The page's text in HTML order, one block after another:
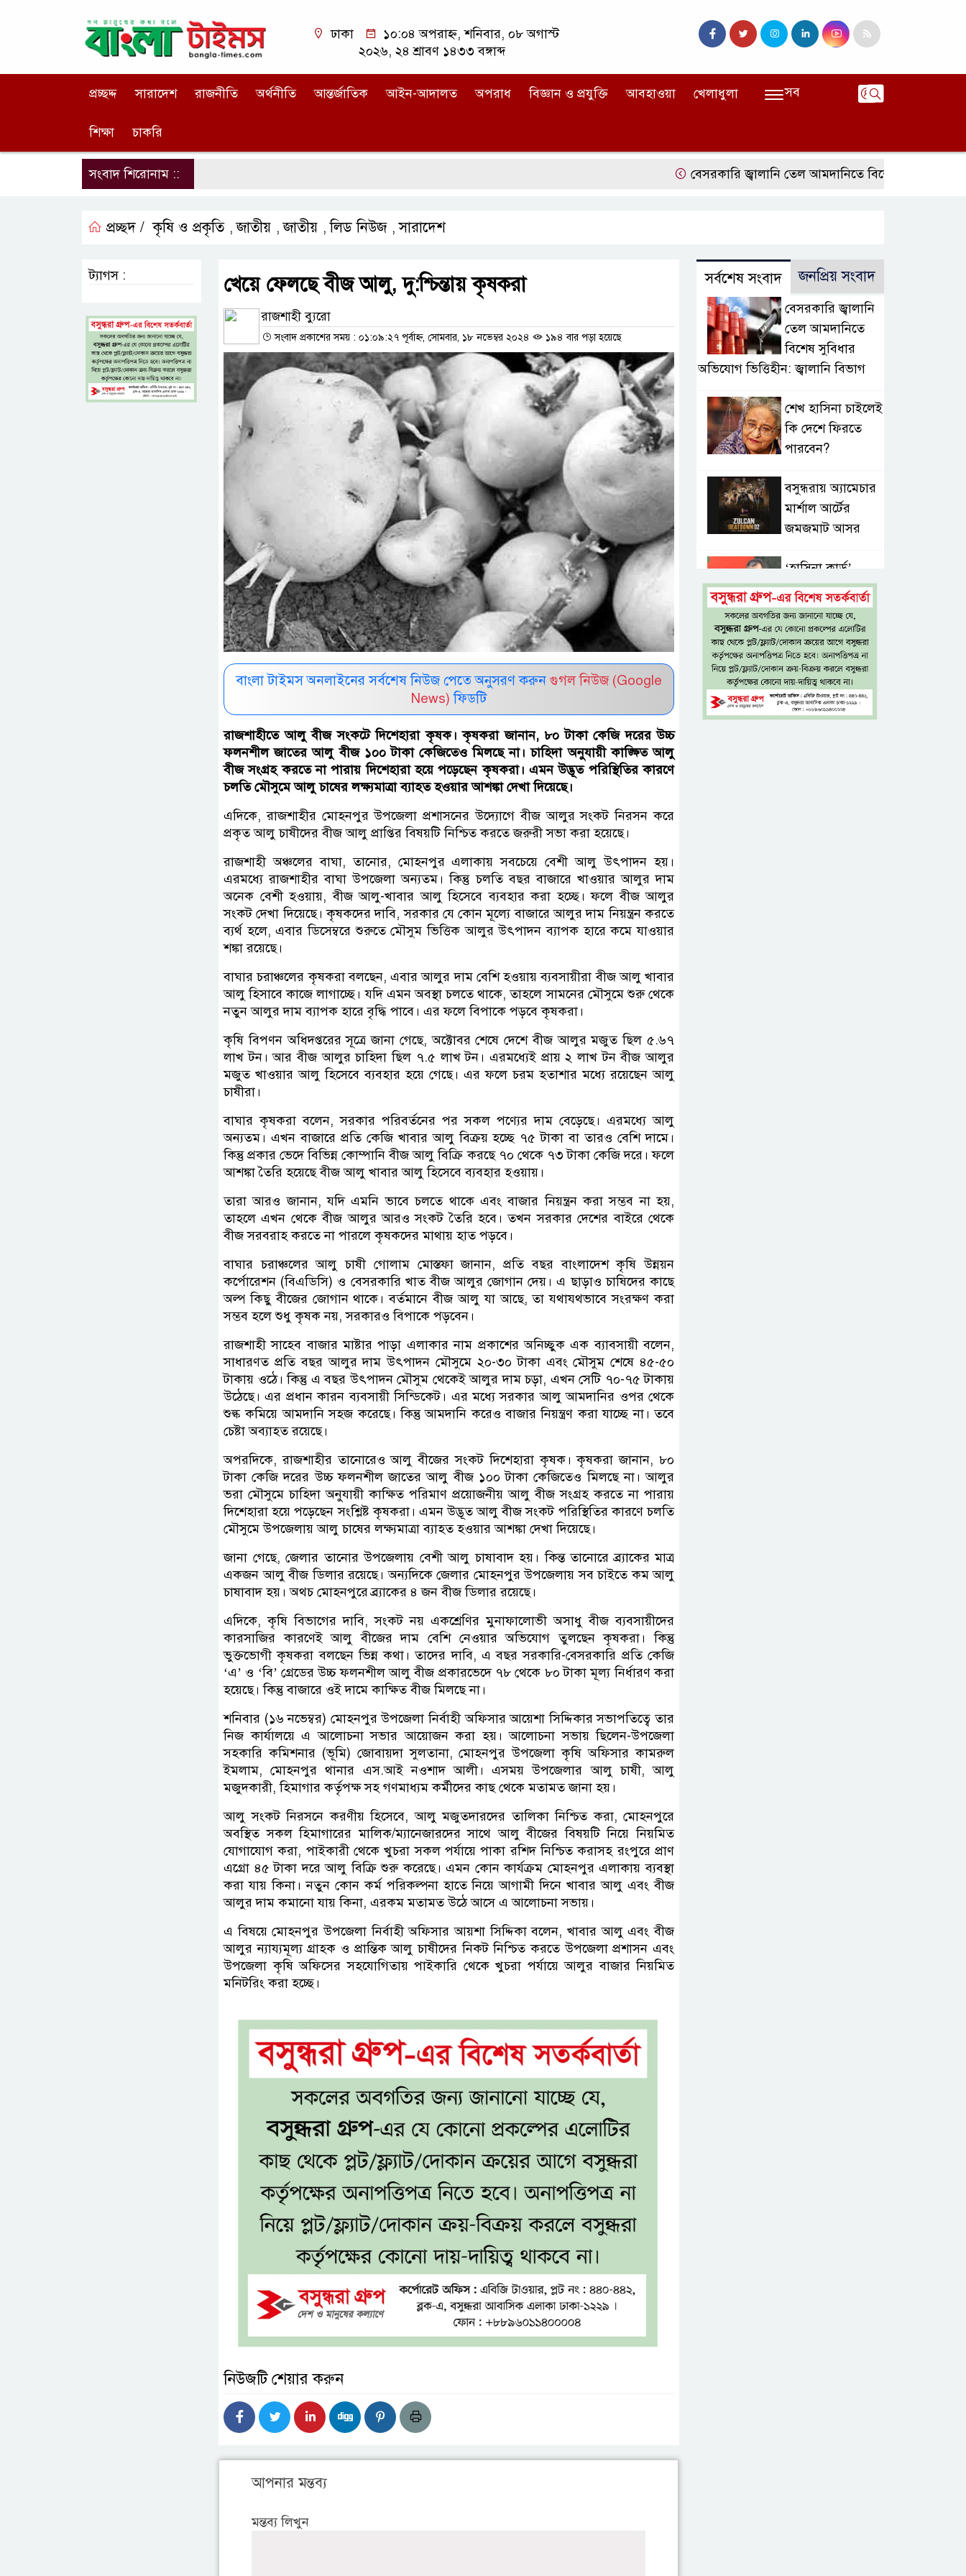
ঢাকা
১০:০৪ অপরাহ্ন, শনিবার, ০৮ অগাস্ট
২০২৬, ২৪ শ্রাবণ ১৪৩৩ বঙ্গাব্দ
প্রচ্ছদ্দ সারাদেশ রাজনীতি অর্থনীতি আন্তর্জাতিক আইন-আদালত অপরাধ বিজ্ঞান ও প্রযুক্তি আবহাওয়া খেলাধুলা
শিক্ষা চাকরি
সব
সংবাদ শিরোনাম :: বেসরকারি জ্বালানি তেল আমদানিতে বিশেষ সুবিধার অভিযোগ
প্রচ্ছদ / কৃষি ও প্রকৃতি ,জাতীয় ,জাতীয় ,লিড নিউজ ,সারাদেশ
খেয়ে ফেলছে বীজ আলু, দু:শ্চিন্তায় কৃষকরা
রাজশাহী ব্যুরো
সংবাদ প্রকাশের সময় : ০১:০৯:২৭ পূর্বাহ্ন, সোমবার, ১৮ নভেম্বর ২০২৪ ১৯৪ বার পড়া হয়েছে
বাংলা টাইমস অনলাইনের সর্বশেষ নিউজ পেতে অনুসরণ করুন গুগল নিউজ (Google
News) ফিডটি
রাজশাহীতে আলু বীজ সংকটে দিশেহারা কৃষক। কৃষকরা জানান, ৮০ টাকা কেজি দরের উচ্চ
ফলনশীল জাতের আলু বীজ ১০০ টাকা কেজিতেও মিলছে না। চাহিদা অনুযায়ী কাঙ্ক্ষিত আলু
বীজ সংগ্রহ করতে না পারায় দিশেহারা হয়ে পড়েছেন কৃষকরা। এমন উদ্ভূত পরিস্থিতির কারণে
চলতি মৌসুমে আলু চাষের লক্ষ্যমাত্রা ব্যাহত হওয়ার আশঙ্কা দেখা দিয়েছে।
এদিকে, রাজশাহীর মোহনপুর উপজেলা প্রশাসনের উদ্যোগে বীজ আলুর সংকট নিরসন করে
প্রকৃত আলু চাষীদের বীজ আলু প্রাপ্তির বিষয়টি নিশ্চিত করতে জরুরী সভা করা হয়েছে।
রাজশাহী অঞ্চলের বাঘা, তানোর, মোহনপুর এলাকায় সবচেয়ে বেশী আলু উৎপাদন হয়।
এরমধ্যে রাজশাহীর বাঘা উপজেলা অন্যতম। কিন্তু চলতি বছর বাজারে খাওয়ার আলুর দাম
অনেক বেশী হওয়ায়, বীজ আলু-খাবার আলু হিসেবে ব্যবহার করা হচ্ছে। ফলে বীজ আলুর
সংকট দেখা দিয়েছে। কৃষকদের দাবি, সরকার যে কোন মূল্যে বাজারে আলুর দাম নিয়ন্ত্রন করতে
ব্যর্থ হলে, এবার ডিসেম্বরে শুরুতে মৌসুম ভিত্তিক আলুর উৎপাদন ব্যাপক হারে কমে যাওয়ার
শঙ্কা রয়েছে।
বাঘার চরাঞ্চলের কৃষকরা বলছেন, এবার আলুর দাম বেশি হওয়ায় ব্যবসায়ীরা বীজ আলু খাবার
আলু হিসাবে কাজে লাগাচ্ছে। যদি এমন অবস্থা চলতে থাকে, তাহলে সামনের মৌসুমে শুরু থেকে
নতুন আলুর দাম ব্যাপক হারে বৃদ্ধি পাবে। এর ফলে বিপাকে পড়বে কৃষকরা।
কৃষি বিপণন অধিদপ্তরের সূত্রে জানা গেছে, অক্টোবর শেষে দেশে বীজ আলুর মজুত ছিল ৫.৬৭
লাখ টন। আর বীজ আলুর চাহিদা ছিল ৭.৫ লাখ টন। এরমধ্যেই প্রায় ২ লাখ টন বীজ আলুর
মজুত খাওয়ার আলু হিসেবে ব্যবহার হয়ে গেছে। এর ফলে চরম হতাশার মধ্যে রয়েছেন আলু
চাষীরা।
বাঘার কৃষকরা বলেন, সরকার পরিবর্তনের পর সকল পণ্যের দাম বেড়েছে। এরমধ্যে আলু
অন্যতম। এখন বাজারে প্রতি কেজি খাবার আলু বিক্রয় হচ্ছে ৭৫ টাকা বা তারও বেশি দামে।
কিন্তু প্রকার ভেদে বিভিন্ন কোম্পানি বীজ আলু বিক্রি করছে ৭০ থেকে ৭৩ টাকা কেজি দরে। ফলে
আশঙ্কা তৈরি হয়েছে বীজ আলু খাবার আলু হিসেবে ব্যবহার হওয়ায়।
তারা আরও জানান, যদি এমনি ভাবে চলতে থাকে এবং বাজার নিয়ন্ত্রন করা সম্ভব না হয়,
তাহলে এখন থেকে বীজ আলুর আরও সংকট তৈরি হবে। তখন সরকার দেশের বাইরে থেকে
বীজ সরবরাহ করতে না পারলে কৃষকদের মাথায় হাত পড়বে।
বাঘার চরাঞ্চলের আলু চাষী গোলাম মোস্তফা জানান, প্রতি বছর বাংলাদেশ কৃষি উন্নয়ন
কর্পোরেশন (বিএডিসি) ও বেসরকারি খাত বীজ আলুর জোগান দেয়। এ ছাড়াও চাষিদের কাছে
অল্প কিছু বীজের জোগান থাকে। বর্তমানে বীজ আলু যা আছে, তা যথাযথভাবে সংরক্ষণ করা
সম্ভব হলে শুধু কৃষক নয়, সরকারও বিপাকে পড়বেন।
রাজশাহী সাহেব বাজার মাষ্টার পাড়া এলাকার নাম প্রকাশের অনিচ্ছুক এক ব্যাবসায়ী বলেন,
সাধারণত প্রতি বছর আলুর দাম উৎপাদন মৌসুমে ২০-৩০ টাকা এবং মৌসুম শেষে ৪৫-৫০
টাকায় ওঠে। কিন্তু এ বছর উৎপাদন মৌসুম থেকেই আলুর দাম চড়া, এখন সেটি ৭০-৭৫ টাকায়
উঠেছে। এর প্রধান কারন ব্যবসায়ী সিন্ডিকেট। এর মধ্যে সরকার আলু আমদানির ওপর থেকে
শুল্ক কমিয়ে আমদানি সহজ করেছে। কিন্তু আমদানি করেও বাজার নিয়ন্ত্রণ করা যাচ্ছে না। তবে
চেষ্টা অব্যাহত রয়েছে।
অপরদিকে, রাজশাহীর তানোরেও আলু বীজের সংকট দিশেহারা কৃষক। কৃষকরা জানান, ৮০
টাকা কেজি দরের উচ্চ ফলনশীল জাতের আলু বীজ ১০০ টাকা কেজিতেও মিলছে না। আলুর
ভরা মৌসুমে চাহিদা অনুযায়ী কাক্ষিত পরিমাণ প্রয়োজনীয় আলু বীজ সংগ্রহ করতে না পারায়
দিশেহারা হয়ে পড়েছেন সংশ্লিষ্ট কৃষকরা। এমন উদ্ভূত আলু বীজ সংকট পরিস্থিতির কারণে চলতি
মৌসুমে উপজেলায় আলু চাষের লক্ষ্যমাত্রা ব্যাহত হওয়ার আশঙ্কা দেখা দিয়েছে।
জানা গেছে, জেলার তানোর উপজেলায় বেশী আলু চাষাবাদ হয়। কিন্ত তানোরে ব্র্যাকের মাত্র
একজন আলু বীজ ডিলার রয়েছে। অন্যদিকে জেলার মোহনপুর উপজেলায় সব চাইতে কম আলু
চাষাবাদ হয়। অথচ মোহনপুরে ব্র্যাকের ৪ জন বীজ ডিলার রয়েছে।
এদিকে, কৃষি বিভাগের দাবি, সংকট নয় একশ্রেণির মুনাফালোভী অসাধু বীজ ব্যবসায়ীদের
কারসাজির কারণেই আলু বীজের দাম বেশি নেওয়ার অভিযোগ তুলছেন কৃষকরা। কিন্তু
ভুক্তভোগী কৃষকরা বলছেন ভিন্ন কথা। তাদের দাবি, এ বছর সরকারি-বেসরকারি প্রতি কেজি
‘এ’ ও ‘বি’ গ্রেডের উচ্চ ফলনশীল আলু বীজ প্রকারভেদে ৭৮ থেকে ৮০ টাকা মূল্য নির্ধারণ করা
হয়েছে। কিন্তু বাজারে ওই দামে কাক্ষিত বীজ মিলছে না।
শনিবার (১৬ নভেম্বর) মোহনপুর উপজেলা নির্বাহী অফিসার আয়েশা সিদ্দিকার সভাপতিত্বে তার
নিজ কার্যালয়ে এ আলোচনা সভার আয়োজন করা হয়। আলোচনা সভায় ছিলেন-উপজেলা
সহকারি কমিশনার (ভূমি) জোবায়দা সুলতানা, মোহনপুর উপজেলা কৃষি অফিসার কামরুল
ইমলাম, মোহনপুর থানার এস.আই নওশাদ আলী। এসময় উপজেলার আলু চাষী, আলু
মজুদকারী, হিমাগার কর্তৃপক্ষ সহ গণমাধ্যম কর্মীদের কাছ থেকে মতামত জানা হয়।
আলু সংকট নিরসনে করণীয় হিসেবে, আলু মজুতদারদের তালিকা নিশ্চিত করা, মোহনপুরে
অবস্থিত সকল হিমাগারের মালিক/ম্যানেজারদের সাথে আলু বীজের বিষয়টি নিয়ে নিয়মিত
যোগাযোগ করা, পাইকারী থেকে খুচরা সকল পর্যায়ে পাকা রশিদ নিশ্চিত করাসহ রংপুরে প্রাণ
এগ্রো ৪৫ টাকা দরে আলু বিক্রি শুরু করেছে। এমন কোন কার্যক্রম মোহনপুর এলাকায় ব্যবস্থা
করা যায় কিনা। নতুন কোন কর্ম পরিকল্পনা হাতে নিয়ে আগামী দিনে খাবার আলু এবং বীজ
আলুর দাম কমানো যায় কিনা, এরকম মতামত উঠে আসে এ আলোচনা সভায়।
এ বিষয়ে মোহনপুর উপজেলা নির্বাহী অফিসার আয়শা সিদ্দিকা বলেন, খাবার আলু এবং বীজ
আলুর ন্যায্যমূল্য গ্রাহক ও প্রান্তিক আলু চাষীদের নিকট নিশ্চিত করতে উপজেলা প্রশাসন এবং
উপজেলা কৃষি অফিসের সহযোগিতায় পাইকারি থেকে খুচরা পর্যায়ে আলুর বাজার নিয়মিত
মনিটরিং করা হচ্ছে।
নিউজটি শেয়ার করুন
আপনার মন্তব্য
মন্তব্য লিখুন
ট্যাগস : সর্বশেষ সংবাদ জনপ্রিয় সংবাদ
বেসরকারি জ্বালানি
তেল আমদানিতে
বিশেষ সুবিধার
অভিযোগ ভিত্তিহীন: জ্বালানি বিভাগ
শেখ হাসিনা চাইলেই
কি দেশে ফিরতে
পারবেন?
বসুন্ধরায় অ্যামেচার
মার্শাল আর্টের
জমজমাট আসর
‘হাসিনা কার্ড’
ব্যবহার করে
ভারতের সঙ্গে
বন্ধুত্বপূর্ণ সম্পর্ক সম্ভব নয়: স্বরাষ্ট্রমন্ত্রী
সব বাধা পেরিয়ে
বাস্তবতার নিরিখে
দেশকে এগিয়ে নিতে